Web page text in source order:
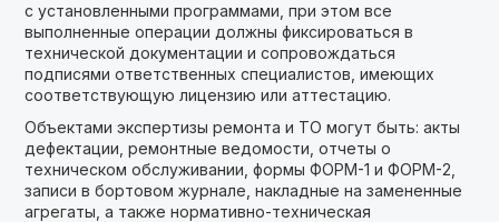
с установленными программами, при этом все
выполненные операции должны фиксироваться в
технической документации и сопровождаться
подписями ответственных специалистов, имеющих
соответствующую лицензию или аттестацию.
Объектами экспертизы ремонта и ТО могут быть: акты
дефектации, ремонтные ведомости, отчеты о
техническом обслуживании, формы ФОРМ-1 и ФОРМ-2,
записи в бортовом журнале, накладные на замененные
агрегаты, а также нормативно-техническая